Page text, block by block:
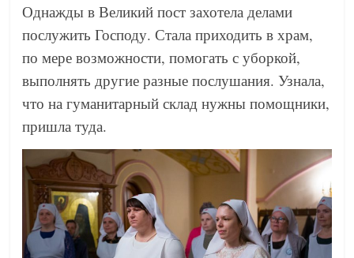
Однажды в Великий пост захотела делами
послужить Господу. Стала приходить в храм,
по мере возможности, помогать с уборкой,
выполнять другие разные послушания. Узнала,
что на гуманитарный склад нужны помощники,
пришла туда.